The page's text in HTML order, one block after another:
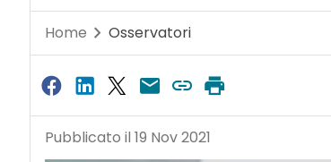
Home Osservatori
Pubblicato il 19 Nov 2021